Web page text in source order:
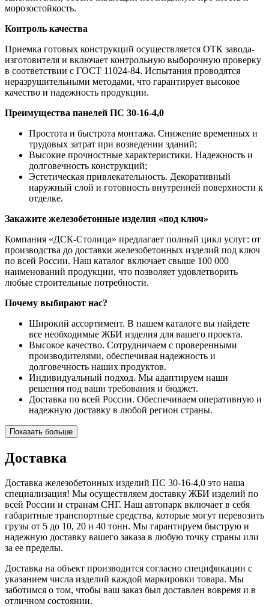
морозостойкость.
Контроль качества
Приемка готовых конструкций осуществляется ОТК завода-
изготовителя и включает контрольную выборочную проверку
в соответствии с ГОСТ 11024-84. Испытания проводятся
неразрушительными методами, что гарантирует высокое
качество и надежность продукции.
Преимущества панелей ПС 30-16-4,0
Простота и быстрота монтажа. Снижение временных и
трудовых затрат при возведении зданий;
Высокие прочностные характеристики. Надежность и
долговечность конструкций;
Эстетическая привлекательность. Декоративный
наружный слой и готовность внутренней поверхности к
отделке.
Закажите железобетонные изделия «под ключ»
Компания «ДСК-Столица» предлагает полный цикл услуг: от
производства до доставки железобетонных изделий под ключ
по всей России. Наш каталог включает свыше 100 000
наименований продукции, что позволяет удовлетворить
любые строительные потребности.
Почему выбирают нас?
Широкий ассортимент. В нашем каталоге вы найдете
все необходимые ЖБИ изделия для вашего проекта.
Высокое качество. Сотрудничаем с проверенными
производителями, обеспечивая надежность и
долговечность наших продуктов.
Индивидуальный подход. Мы адаптируем наши
решения под ваши требования и бюджет.
Доставка по всей России. Обеспечиваем оперативную и
надежную доставку в любой регион страны.
Показать больше
Доставка
Доставка железобетонных изделий ПС 30-16-4,0 это наша
специализация! Мы осуществляем доставку ЖБИ изделий по
всей России и странам СНГ. Наш автопарк включает в себя
габаритные транспортные средства, которые могут перевозить
грузы от 5 до 10, 20 и 40 тонн. Мы гарантируем быструю и
надежную доставку вашего заказа в любую точку страны или
за ее пределы.
Доставка на объект производится согласно спецификации с
указанием числа изделий каждой маркировки товара. Мы
заботимся о том, чтобы ваш заказ был доставлен вовремя и в
отличном состоянии.